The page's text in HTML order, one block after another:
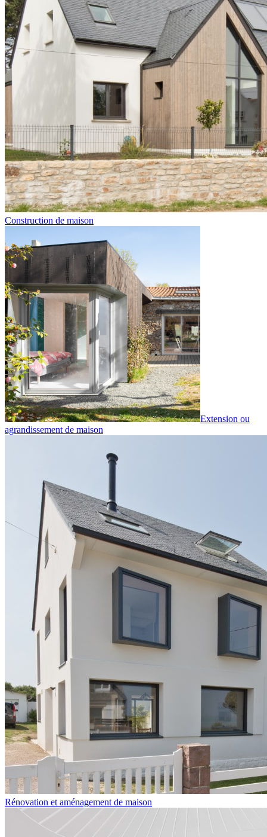
Construction de maison
Extension ou
agrandissement de maison
Rénovation et aménagement de maison